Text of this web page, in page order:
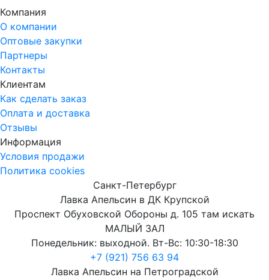
Компания
О компании
Оптовые закупки
Партнеры
Контакты
Клиентам
Как сделать заказ
Оплата и доставка
Отзывы
Информация
Условия продажи
Политика cookies
Санкт-Петербург
Лавка Апельсин в ДК Крупской
Проспект Обуховской Обороны д. 105 там искать
МАЛЫЙ ЗАЛ
Понедельник: выходной. Вт-Вс: 10:30-18:30
+7 (921) 756 63 94
Лавка Апельсин на Петроградской